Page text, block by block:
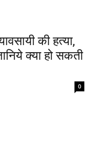
की हत्या,
क्या हो सकती
0